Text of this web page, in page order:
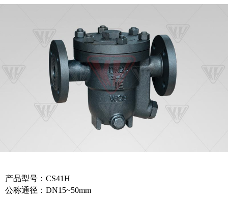
产品型号：CS41H
公称通径：DN15~50mm